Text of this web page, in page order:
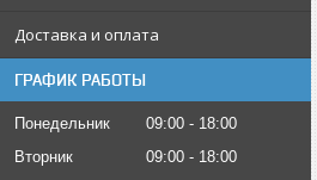
Доставка и оплата
ГРАФИК РАБОТЫ
Понедельник 09:00
18:00
Вторник
09:00
18:00